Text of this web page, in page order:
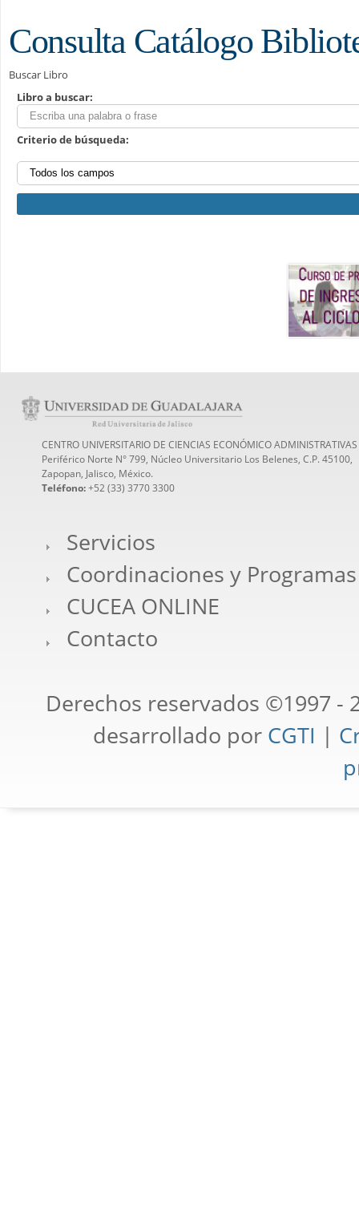
Consulta Catálogo
Buscar Libro
Libro a buscar:
Criterio de búsqueda:
CENTRO UNIVERSITARIO DE CIENCIAS ECONÓMICO ADMINISTRATIVAS
Periférico Norte N° 799, Núcleo Universitario Los Belenes, C.P. 45100,
Zapopan, Jalisco, México.
Teléfono:+52 (33) 3770 3300
Servicios
Coordinaciones y Programas
CUCEA ONLINE
Contacto
Derechos reservados ©1997 -
desarrollado por CGTI |